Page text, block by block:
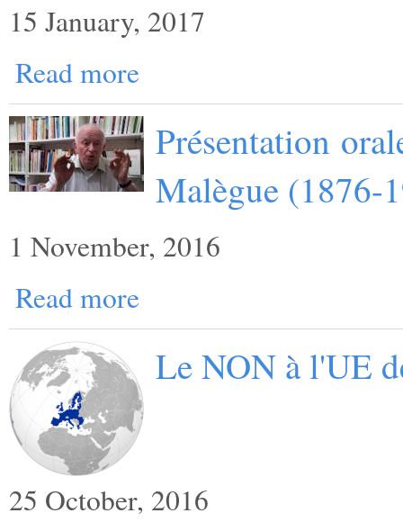
15 January, 2017
Read more
Présentation
Malègue (1876-
1 November, 2016
Read more
Le NON à l'UE
25 October, 2016